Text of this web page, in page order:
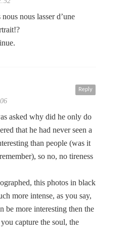
nous lasser d’une
Reply
asked why did he only do
that he had never seen a
than people (was it
so no, no tireness
this photos in black
more intense, as you say,
be more interesting then the
capture the soul, the